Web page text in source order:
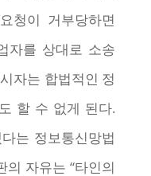
청이 거부당하면
자를 상대로 소송
자는 합법적인 정
할 수 없게 된다.
는 정보통신망법
의 자유는 “타인의